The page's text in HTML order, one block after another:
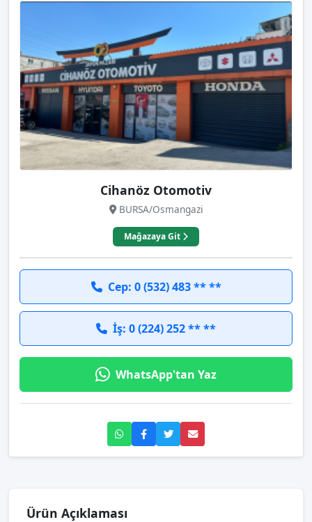
Cihanöz Otomotiv
BURSA/Osmangazi
Mağazaya Git
Cep: 0 (532) 483 ** **
İş: 0 (224) 252 ** **
WhatsApp'tan Yaz
Ürün Açıklaması